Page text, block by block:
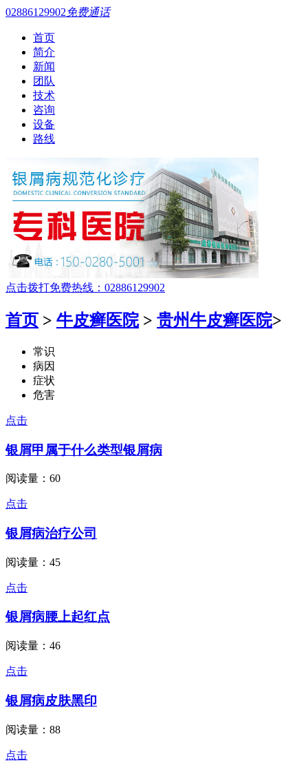
02886129902免费通话
首页
简介
新闻
团队
技术
咨询
设备
路线
点击拨打免费热线：02886129902
首页 > 牛皮癣医院> 贵州牛皮癣医院>
常识
病因
症状
危害
点击
银屑甲属于什么类型银屑病
阅读量：60
点击
银屑病治疗公司
阅读量：45
点击
银屑病腰上起红点
阅读量：46
点击
银屑病皮肤黑印
阅读量：88
点击